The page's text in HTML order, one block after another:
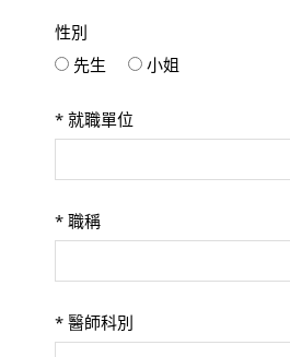
性別
先生
小姐
* 就職單位
* 職稱
* 醫師科別